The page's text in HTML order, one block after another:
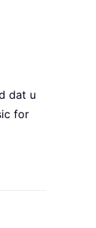
dat u
for